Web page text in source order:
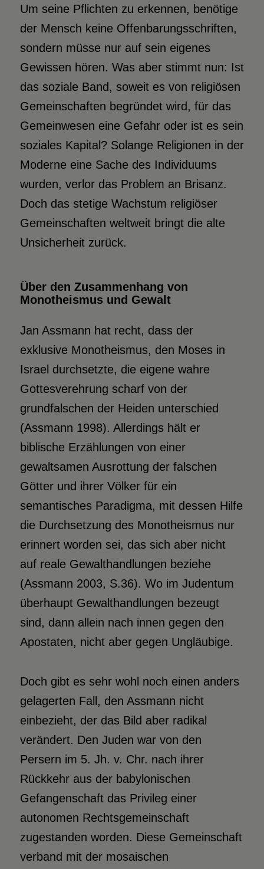
Um seine Pflichten zu erkennen, benötige
der Mensch keine Offenbarungsschriften,
sondern müsse nur auf sein eigenes
Gewissen hören. Was aber stimmt nun: Ist
das soziale Band, soweit es von religiösen
Gemeinschaften begründet wird, für das
Gemeinwesen eine Gefahr oder ist es sein
soziales Kapital? Solange Religionen in der
Moderne eine Sache des Individuums
wurden, verlor das Problem an Brisanz.
Doch das stetige Wachstum religiöser
Gemeinschaften weltweit bringt die alte
Unsicherheit zurück.
Über den Zusammenhang von
Monotheismus und Gewalt
Jan Assmann hat recht, dass der
exklusive Monotheismus, den Moses in
Israel durchsetzte, die eigene wahre
Gottesverehrung scharf von der
grundfalschen der Heiden unterschied
(Assmann 1998). Allerdings hält er
biblische Erzählungen von einer
gewaltsamen Ausrottung der falschen
Götter und ihrer Völker für ein
semantisches Paradigma, mit dessen Hilfe
die Durchsetzung des Monotheismus nur
erinnert worden sei, das sich aber nicht
auf reale Gewalthandlungen beziehe
(Assmann 2003, S.36). Wo im Judentum
überhaupt Gewalthandlungen bezeugt
sind, dann allein nach innen gegen den
Apostaten, nicht aber gegen Ungläubige.
Doch gibt es sehr wohl noch einen anders
gelagerten Fall, den Assmann nicht
einbezieht, der das Bild aber radikal
verändert. Den Juden war von den
Persern im 5. Jh. v. Chr. nach ihrer
Rückkehr aus der babylonischen
Gefangenschaft das Privileg einer
autonomen Rechtsgemeinschaft
zugestanden worden. Diese Gemeinschaft
verband mit der mosaischen